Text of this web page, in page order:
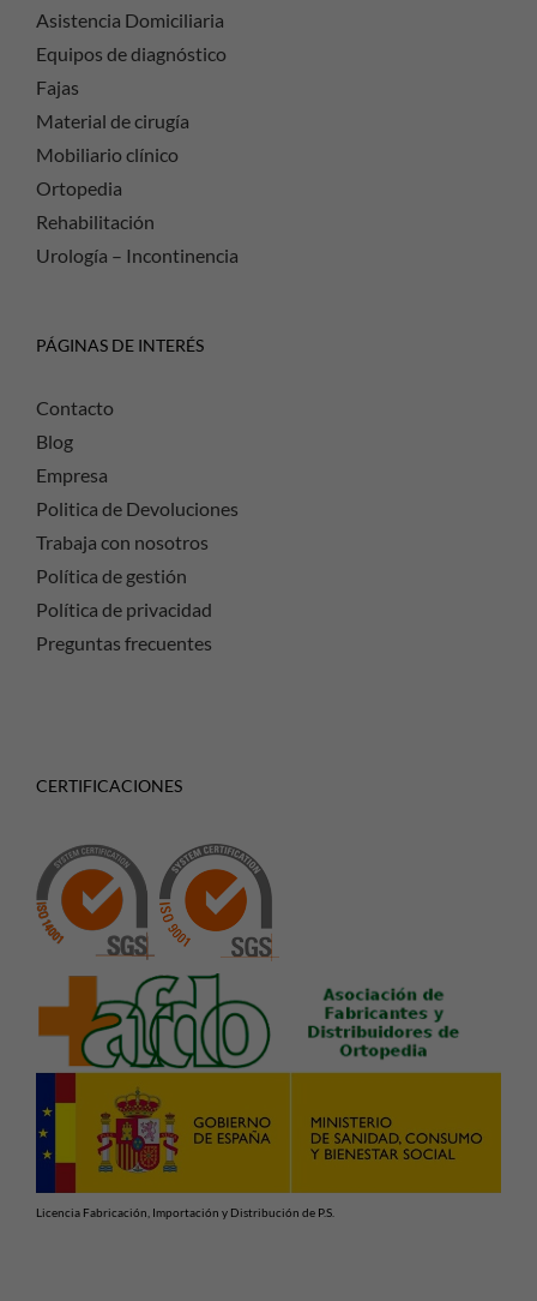
Asistencia Domiciliaria
Equipos de diagnóstico
Fajas
Material de cirugía
Mobiliario clínico
Ortopedia
Rehabilitación
Urología – Incontinencia
PÁGINAS DE INTERÉS
Contacto
Blog
Empresa
Politica de Devoluciones
Trabaja con nosotros
Política de gestión
Política de privacidad
Preguntas frecuentes
CERTIFICACIONES
Licencia Fabricación, Importación y Distribución de P.S.